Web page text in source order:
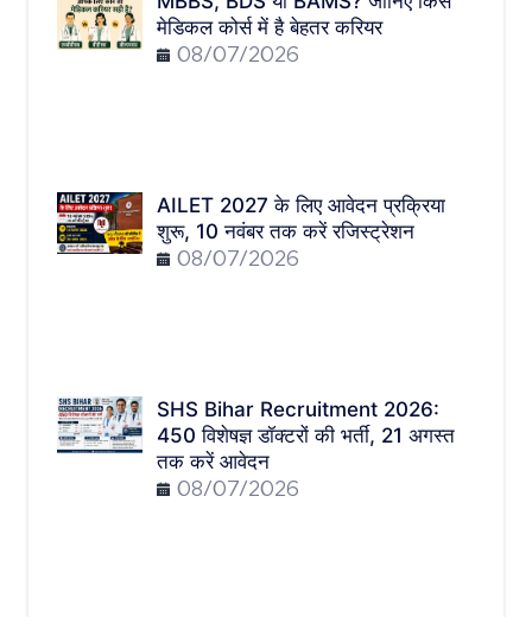
मेडिकल कोर्स में है बेहतर करियर
08/07/2026
AILET 2027 के लिए आवेदन प्रक्रिया
शुरू, 10 नवंबर तक करें रजिस्ट्रेशन
08/07/2026
SHS Bihar Recruitment 2026:
450 विशेषज्ञ डॉक्टरों की भर्ती, 21 अगस्त
तक करें आवेदन
08/07/2026